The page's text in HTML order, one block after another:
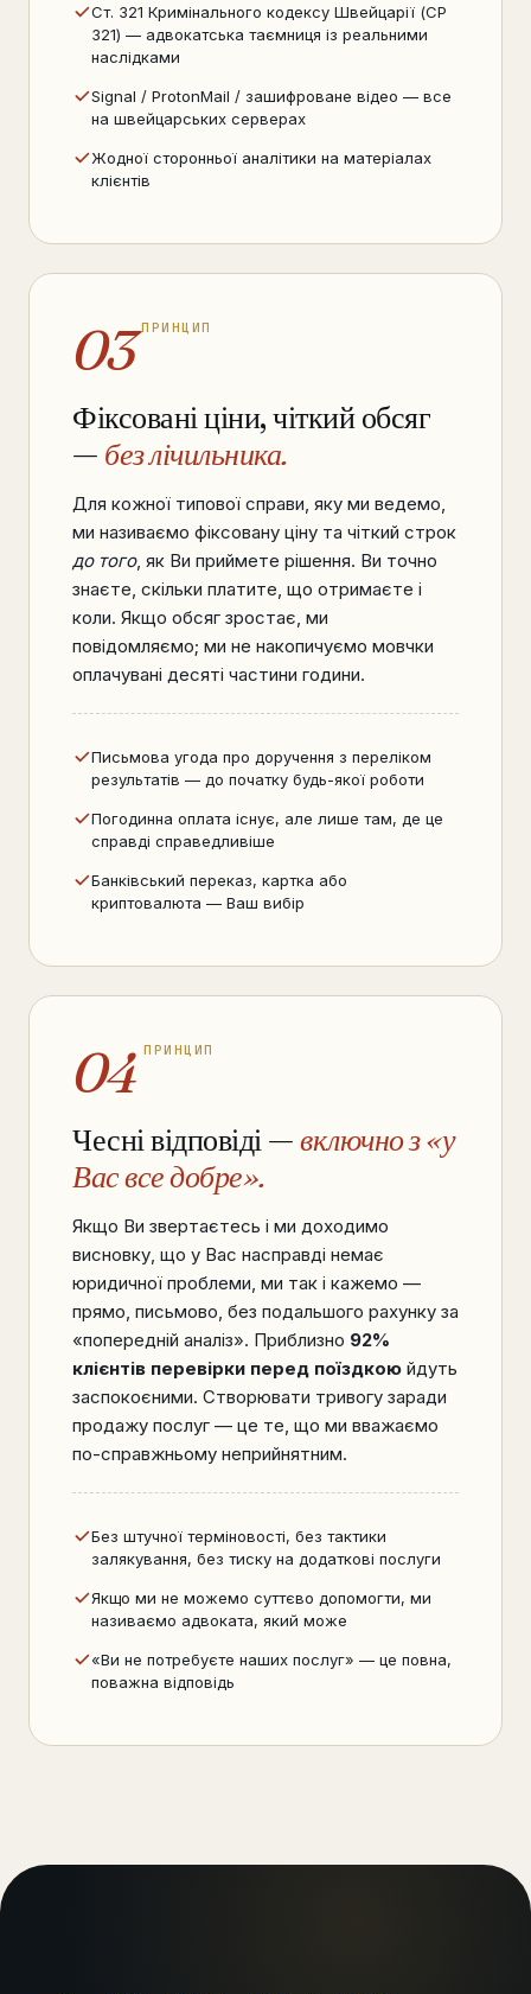
Ст. 321 Кримінального кодексу Швейцарії (CP
321) — адвокатська таємниця із реальними
наслідками
Signal / ProtonMail / зашифроване відео — все
на швейцарських серверах
Жодної сторонньої аналітики на матеріалах
клієнтів
03 ПРИНЦИП
Фіксовані ціни, чіткий обсяг
— без лічильника.
Для кожної типової справи, яку ми ведемо,
ми називаємо фіксовану ціну та чіткий строк
до того, як Ви приймете рішення. Ви точно
знаєте, скільки платите, що отримаєте і
коли. Якщо обсяг зростає, ми
повідомляємо; ми не накопичуємо мовчки
оплачувані десяті частини години.
Письмова угода про доручення з переліком
результатів — до початку будь-якої роботи
Погодинна оплата існує, але лише там, де це
справді справедливіше
Банківський переказ, картка або
криптовалюта — Ваш вибір
04 ПРИНЦИП
Чесні відповіді —включно з «у
Вас все добре».
Якщо Ви звертаєтесь і ми доходимо
висновку, що у Вас насправді немає
юридичної проблеми, ми так і кажемо —
прямо, письмово, без подальшого рахунку за
«попередній аналіз». Приблизно 92%
клієнтів перевірки перед поїздкою йдуть
заспокоєними. Створювати тривогу заради
продажу послуг — це те, що ми вважаємо
по-справжньому неприйнятним.
Без штучної терміновості, без тактики
залякування, без тиску на додаткові послуги
Якщо ми не можемо суттєво допомогти, ми
називаємо адвоката, який може
«Ви не потребуєте наших послуг» — це повна,
поважна відповідь